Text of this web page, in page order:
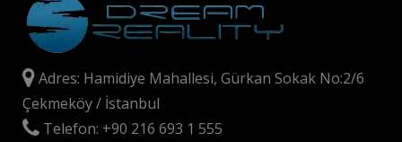
Adres: Hamidiye Mahallesi, Gürkan Sokak No:2/6
Çekmeköy / İstanbul
Telefon: +90 216 693 1 555